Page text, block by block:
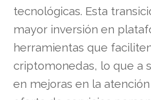
tecnológicas. Esta
mayor inversión en
herramientas que
criptomonedas, lo que a
en mejoras en la